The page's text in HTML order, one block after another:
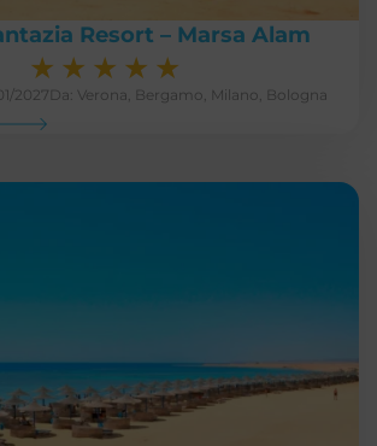
Resort – Marsa Alam
★ ★ ★ ★ ★
2027Da: Verona, Bergamo, Milano, Bologna